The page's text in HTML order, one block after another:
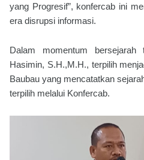
yang Progresif”, konfercab ini
era disrupsi informasi.
Dalam momentum bersejarah
Hasimin, S.H.,M.H., terpilih
Baubau yang mencatatkan
terpilih melalui Konfercab.